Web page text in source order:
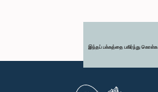
இந்தப் பக்கத்தை பகிர்ந்து கொள்க